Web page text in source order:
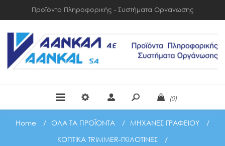
Προϊόντα Πληροφορικής - Συστήματα Οργάνωσης
(0)
Home / ΟΛΑ ΤΑ ΠΡΟΪΟΝΤΑ / ΜΗΧΑΝΕΣ ΓΡΑΦΕΙΟΥ
/
ΚΟΠΤΙΚΑ TRIMMER-ΓΚΙΛΟΤΙΝΕΣ
/